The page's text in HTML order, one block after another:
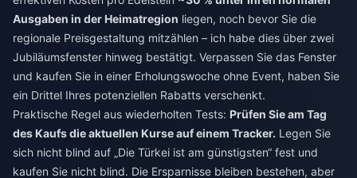
Ausgaben in der Heimatregion liegen, noch bevor Sie die
regionale Preisgestaltung mitzählen – ich habe dies über zwei
Jubiläumsfenster hinweg bestätigt. Verpassen Sie das Fenster
und kaufen Sie in einer Erholungswoche ohne Event, haben Sie
ein Drittel Ihres potenziellen Rabatts verschenkt.
Praktische Regel aus wiederholten Tests: Prüfen Sie am Tag
des Kaufs die aktuellen Kurse auf einem Tracker. Legen Sie
sich nicht blind auf „Die Türkei ist am günstigsten“ fest und
kaufen Sie nicht blind. Die Ersparnisse bleiben bestehen, aber